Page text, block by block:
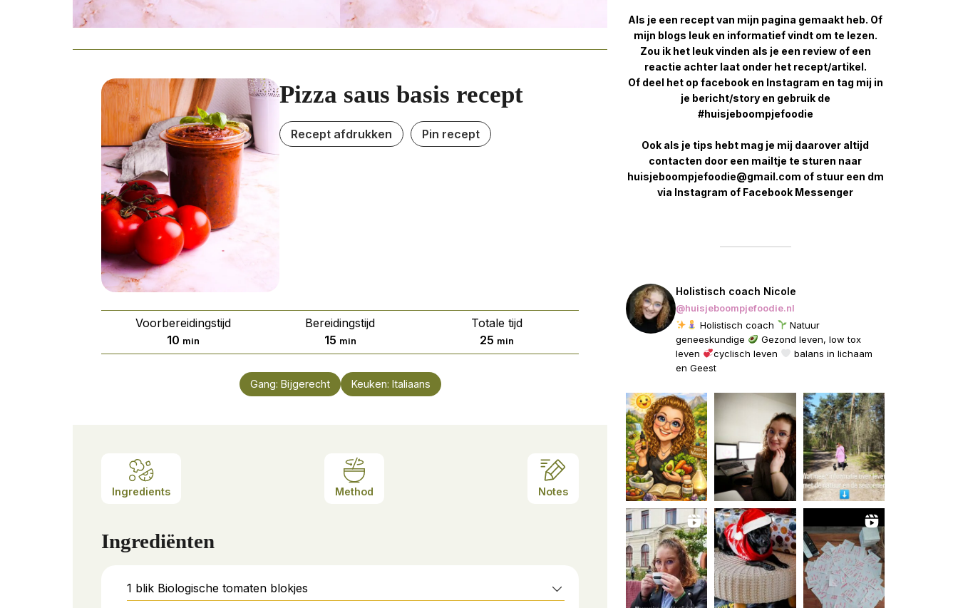
Pizza saus basis recept
Recept afdrukken Pin recept
Voorbereidingstijd
10 minuten
min
Bereidingstijd
15minuten
min
Totale tijd
25 minuten
min
Gang: Bijgerecht Keuken: Italiaans
Ingredients Method Notes
Ingrediënten
1 blik Biologische tomaten blokjes
Als je een recept van mijn pagina gemaakt heb. Of
mijn blogs leuk en informatief vindt om te lezen.
Zou ik het leuk vinden als je een review of een
reactie achter laat onder het recept/artikel.
Of deel het op facebook en Instagram en tag mij in
je bericht/story en gebruik de
#huisjeboompjefoodie
Ook als je tips hebt mag je mij daarover altijd
contacten door een mailtje te sturen naar
huisjeboompjefoodie@gmail.com of stuur een dm
via Instagram of Facebook Messenger
Holistisch coach Nicole
@huisjeboompjefoodie.nl
Holistisch coach
Natuur
geneeskundige
Gezond leven, low tox
leven
cyclisch leven
balans in lichaam
en Geest